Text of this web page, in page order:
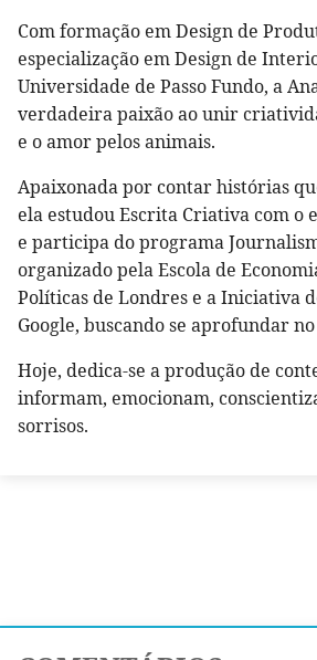
Com formação em Design de
especialização em Design de
Universidade de Passo Fundo, a
verdadeira paixão ao unir
e o amor pelos animais.
Apaixonada por contar histórias
ela estudou Escrita Criativa com o
e participa do programa
organizado pela Escola de
Políticas de Londres e a Iniciativa
Google, buscando se aprofundar
Hoje, dedica-se a produção de
informam, emocionam,
sorrisos.